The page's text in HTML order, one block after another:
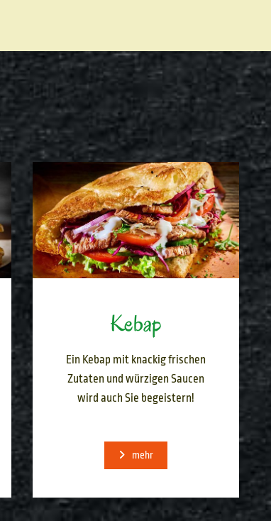
Kebap
Ein Kebap mit knackig frischen
Zutaten und würzigen Saucen
wird auch Sie begeistern!
mehr